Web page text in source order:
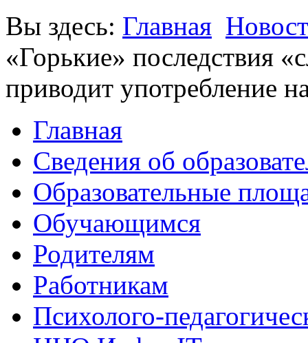
Вы здесь: Главная
«Горькие» последствия
приводит употребление
Главная
Сведения об
Образовательные
Обучающимся
Родителям
Работникам
Психолого-